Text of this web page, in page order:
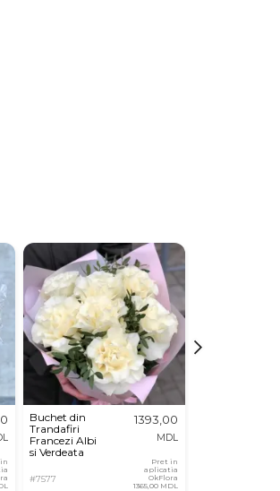
Buchet din
Trandafiri
Francezi Albi
si Verdeata
#7577
1393,00
MDL
Pret in
aplicatia
OkFlora
1365,00 MDL